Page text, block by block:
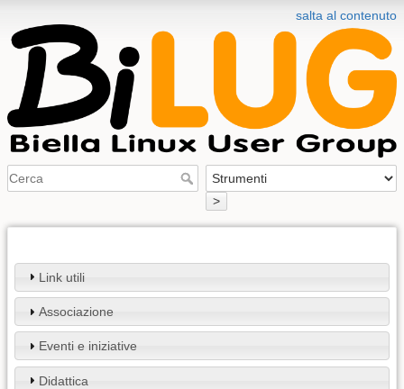
salta al contenuto
>
Link utili
Associazione
Eventi e iniziative
Didattica